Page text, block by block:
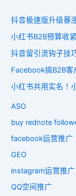
抖音极速版升级暴
小红书B2B预算收
抖音留引流钩子技
Facebook搞B2B
小红书共用实名！
ASO
buy rednote
facebook运营推广
GEO
instagram运营推广
QQ空间推广